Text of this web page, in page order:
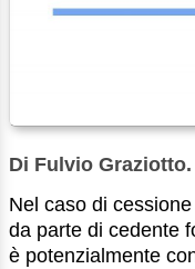
Di Fulvio Graziotto.
Nel caso di
da parte di cedente
è potenzialmente